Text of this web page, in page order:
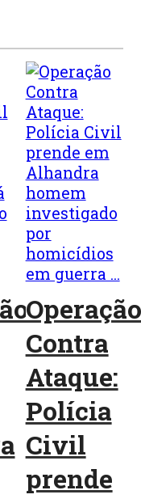
Operação
Contra
Ataque:
Polícia
Civil
prende